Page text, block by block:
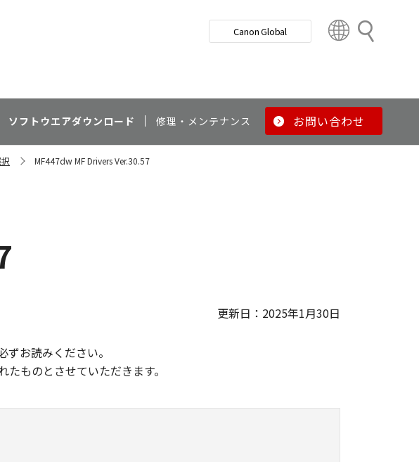
検
Canon Global
t
y
ソフトウエアダウンロード 修理・メンテナンス お問い合わせ
MF447dw MF Drivers Ver.30.57
更新日：2025年1月30日
お読みください。
ものとさせていただきます。